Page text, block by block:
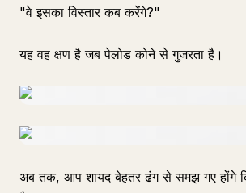
"वे इसका विस्तार कब करेंगे?"
यह वह क्षण है जब पेलोड कोने से गुजरता है।
अब तक, आप शायद बेहतर ढंग से समझ गए होंगे